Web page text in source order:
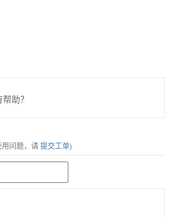
助？
问题，请提交工单)